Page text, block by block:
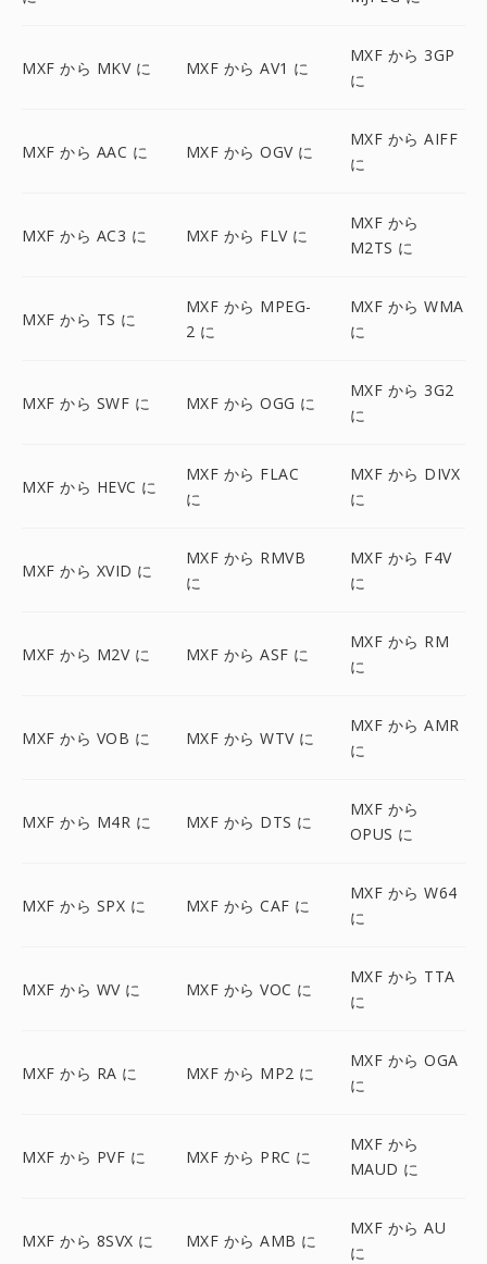
MXF から MKV に MXF から AV1 に
MXF から 3GP
に
MXF から AAC に MXF から OGV に
MXF から AIFF
に
MXF から AC3 に MXF から FLV に
MXF から
M2TS に
MXF から TS に
MXF から MPEG-
2 に
MXF から WMA
に
MXF から SWF に MXF から OGG に
MXF から 3G2
に
MXF から HEVC に
MXF から FLAC
に
MXF から DIVX
に
MXF から XVID に
MXF から RMVB
に
MXF から F4V
に
MXF から M2V に MXF から ASF に
MXF から RM
に
MXF から VOB に MXF から WTV に
MXF から AMR
に
MXF から M4R に MXF から DTS に
MXF から
OPUS に
MXF から SPX に MXF から CAF に
MXF から W64
に
MXF から WV に MXF から VOC に
MXF から TTA
に
MXF から RA に MXF から MP2 に
MXF から OGA
に
MXF から PVF に MXF から PRC に
MXF から
MAUD に
MXF から 8SVX に MXF から AMB に
MXF から AU
に